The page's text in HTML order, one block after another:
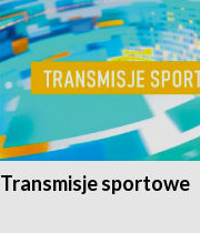
Transmisje sportowe